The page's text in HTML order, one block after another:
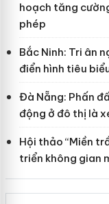
hoạch tăng
phép
Bắc Ninh: Tri ân
điển hình tiêu
Đà Nẵng: Phấn
động ở đô thị là
Hội thảo “Miền
triển không gian